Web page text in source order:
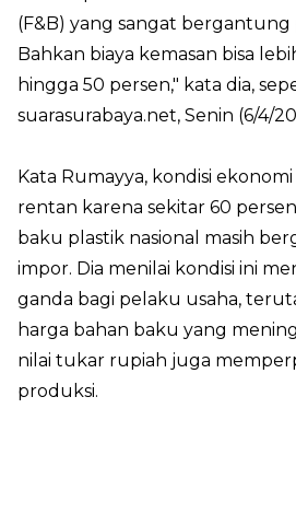
(F&B) yang sangat bergantung
Bahkan biaya kemasan bisa
hingga 50 persen," kata dia,
suarasurabaya.net, Senin (6/4/
Kata Rumayya, kondisi
rentan karena sekitar 60
baku plastik nasional masih
impor. Dia menilai kondisi ini
ganda bagi pelaku usaha,
harga bahan baku yang
nilai tukar rupiah juga
produksi.